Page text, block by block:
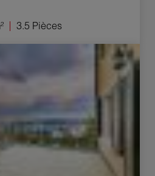
3.5 Pièces